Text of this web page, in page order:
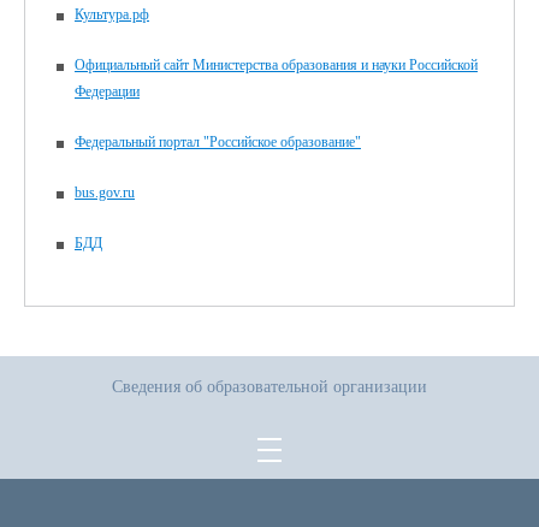
Культура.рф
Официальный сайт Министерства образования и науки Российской
Федерации
Федеральный портал "Российское образование"
bus.gov.ru
БДД
Сведения об образовательной организации